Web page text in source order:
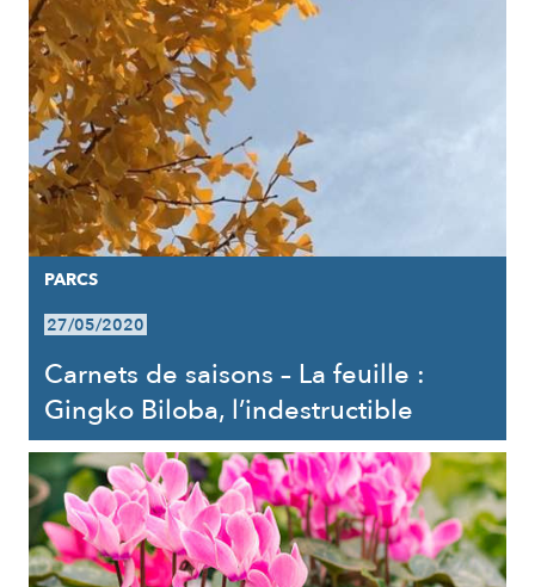
PARCS
27/05/2020
Carnets de saisons – La feuille :
Gingko Biloba, l’indestructible